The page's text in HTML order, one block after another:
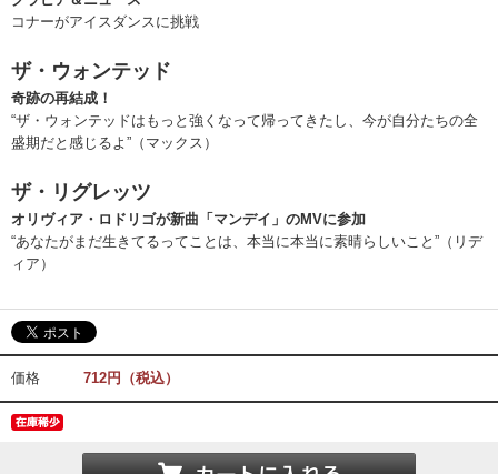
コナーがアイスダンスに挑戦
ザ・ウォンテッド
奇跡の再結成！
“ザ・ウォンテッドはもっと強くなって帰ってきたし、今が自分たちの全
盛期だと感じるよ”（マックス）
ザ・リグレッツ
オリヴィア・ロドリゴが新曲「マンデイ」のMVに参加
“あなたがまだ生きてるってことは、本当に本当に素晴らしいこと”（リデ
ィア）
価格 712円（税込）